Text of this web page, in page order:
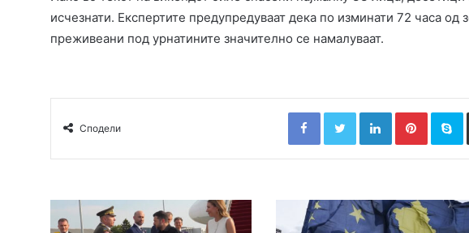
исчезнати. Експертите предупредуваат дека по изминати 72 часа од
преживеани под урнатините значително се намалуваат.
Сподели
FacebookTwitterLinkedIn